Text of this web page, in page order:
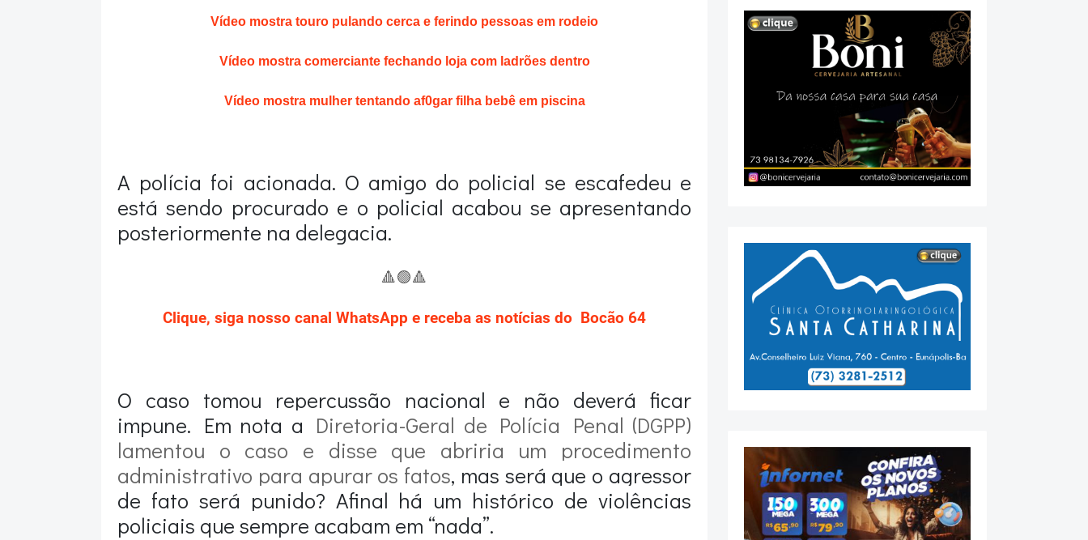
Vídeo mostra touro pulando cerca e ferindo pessoas em rodeio
Vídeo mostra comerciante fechando loja com ladrões dentro
Vídeo mostra mulher tentando af0gar filha bebê em piscina
A polícia foi acionada. O amigo do policial se escafedeu e
está sendo procurado e o policial acabou se apresentando
posteriormente na delegacia.
🔺🟢🔺
Clique, siga nosso canal WhatsApp e receba as notícias do Bocão 64
O caso tomou repercussão nacional e não deverá ficar
impune. Em nota a Diretoria-Geral de Polícia Penal (DGPP)
lamentou o caso e disse que abriria um procedimento
administrativo para apurar os fatos, mas será que o agressor
de fato será punido? Afinal há um histórico de violências
policiais que sempre acabam em “nada”.